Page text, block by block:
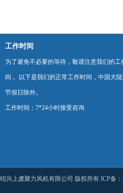
工作时间
为了避免不必要的等待，敬请注意我们的工
间 。以下是我们的正常工作时间，中国大
节假日除外。
工作时间：7*24小时接受咨询
绍兴上虞聚力风机有限公司 版权所有 ICP备：